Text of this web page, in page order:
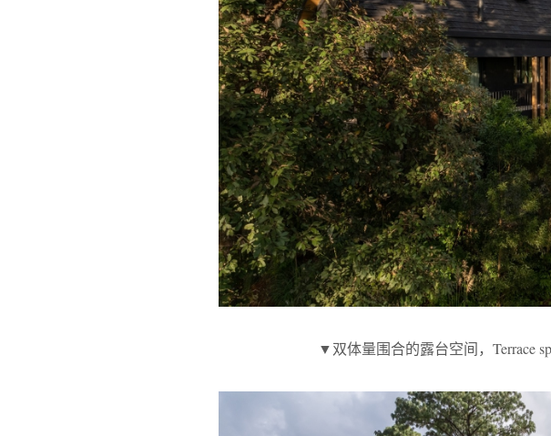
▼双体量围合的露台空间，Terrace